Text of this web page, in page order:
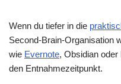
Wenn du tiefer in die
Second-Brain-Organisation
wie Evernote, Obsidian
den Entnahmezeitpunkt.